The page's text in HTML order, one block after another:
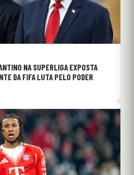
NA SUPERLIGA EXPOSTA
DA FIFA LUTA PELO PODER